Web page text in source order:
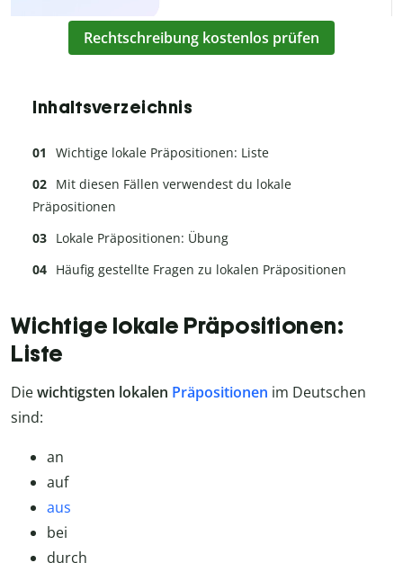
Rechtschreibung kostenlos prüfen
Inhaltsverzeichnis
Wichtige lokale Präpositionen: Liste
Mit diesen Fällen verwendest du lokale
Präpositionen
Lokale Präpositionen: Übung
Häufig gestellte Fragen zu lokalen Präpositionen
Wichtige lokale Präpositionen:
Liste
Diewichtigsten lokalen Präpositionen im Deutschen
sind:
an
auf
aus
bei
durch